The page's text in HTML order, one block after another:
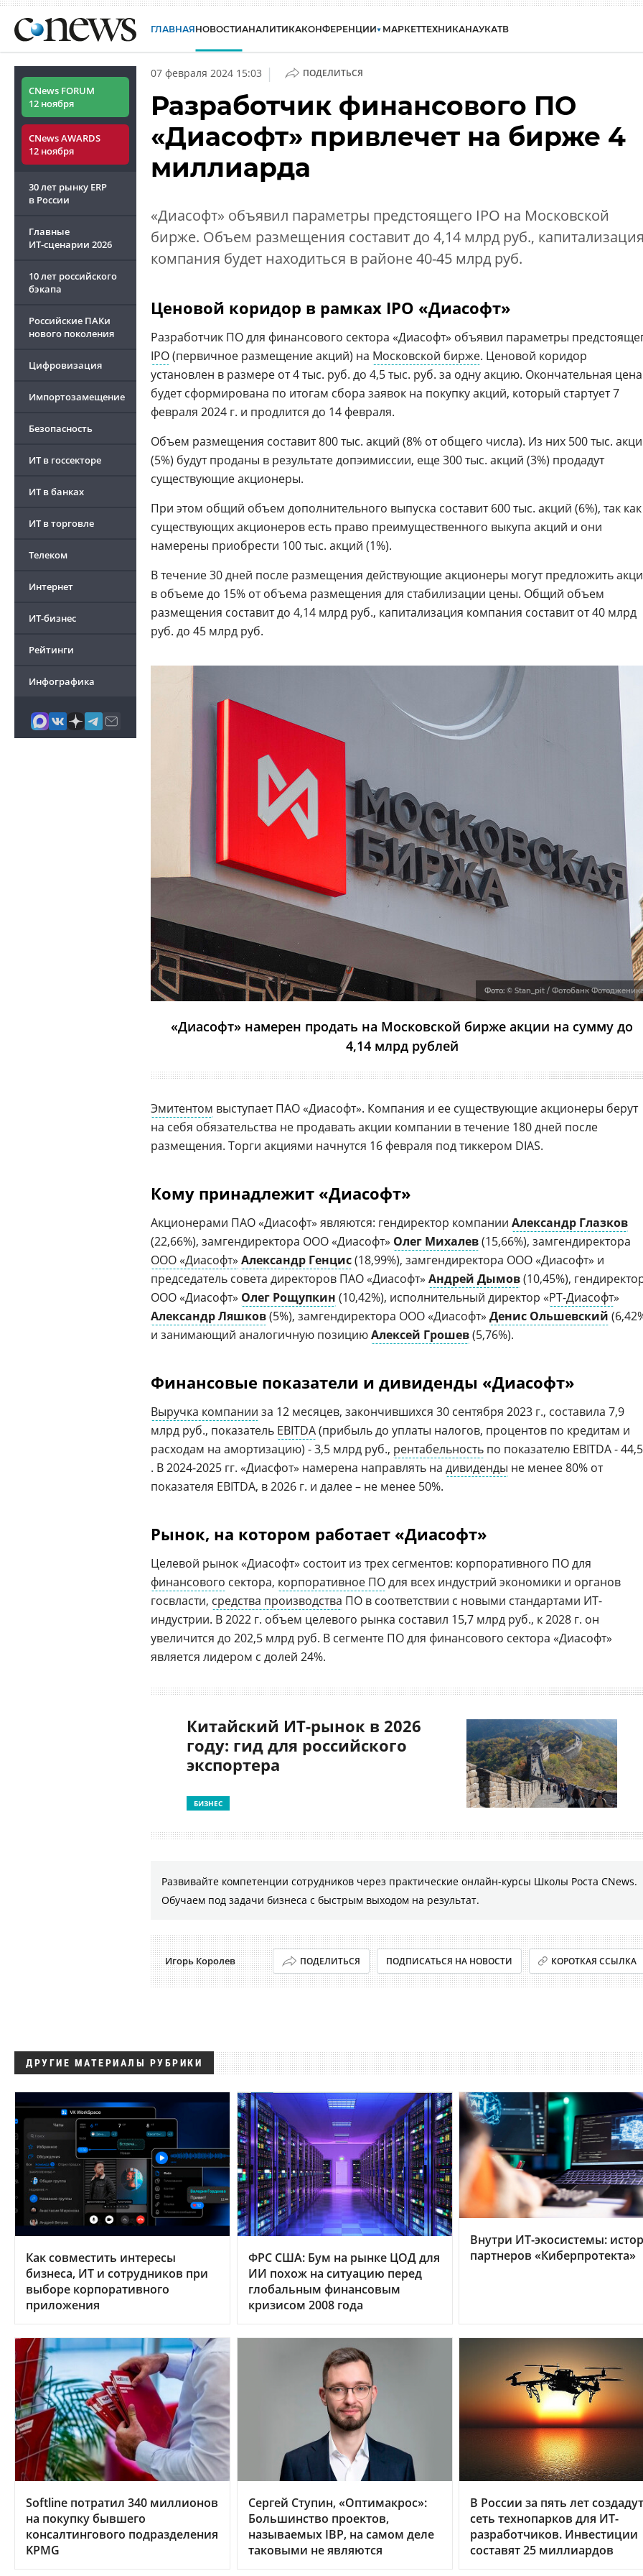
ГЛАВНАЯНОВОСТИАНАЛИТИКАКОНФЕРЕНЦИИ МАРКЕТТЕХНИКАНАУКАТВ
CNews FORUM
12 ноября
CNews AWARDS
12 ноября
30 лет рынку ERP
в России
Главные
ИТ-сценарии 2026
10 лет российского
бэкапа
Российские ПАКи
нового поколения
Цифровизация
Импортозамещение
Безопасность
ИТ в госсекторе
ИТ в банках
ИТ в торговле
Телеком
Интернет
ИТ-бизнес
Рейтинги
Инфографика
07 февраля 2024 15:03 | ПОДЕЛИТЬСЯ
Разработчик финансового ПО
«Диасофт» привлечет на бирже 4
миллиарда
«Диасофт» объявил параметры предстоящего IPO на Московской
бирже. Объем размещения составит до 4,14 млрд руб.,
компания будет находиться в районе 40-45 млрд руб.
Ценовой коридор в рамках IPO «Диасофт»
Разработчик ПО для финансового сектора «Диасофт» объявил параметры
IPO(первичное размещение акций) на Московской бирже. Ценовой коридор
установлен в размере от 4 тыс. руб. до 4,5 тыс. руб. за одну акцию. Окончательная цена
будет сформирована по итогам сбора заявок на покупку акций, который стартует 7
февраля 2024 г. и продлится до 14 февраля.
Объем размещения составит 800 тыс. акций (8% от общего числа). Из них 500 тыс.
(5%) будут проданы в результате допэимиссии, еще 300 тыс. акций (3%) продадут
существующие акционеры.
При этом общий объем дополнительного выпуска составит 600 тыс. акций (6%), так
существующих акционеров есть право преимущественного выкупа акций и они
намерены приобрести 100 тыс. акций (1%).
В течение 30 дней после размещения действующие акционеры могут предложить
в объеме до 15% от объема размещения для стабилизации цены. Общий объем
размещения составит до 4,14 млрд руб., капитализация компания составит от 40 млрд
руб. до 45 млрд руб.
Фото: © Stan_pit / Фотобанк
«Диасофт» намерен продать на Московской бирже акции на сумму до
4,14 млрд рублей
Эмитентом выступает ПАО «Диасофт». Компания и ее существующие акционеры берут
на себя обязательства не продавать акции компании в течение 180 дней после
размещения. Торги акциями начнутся 16 февраля под тиккером DIAS.
Кому принадлежит «Диасофт»
Акционерами ПАО «Диасофт» являются: гендиректор компании Александр Глазков
(22,66%), замгендиректора ООО «Диасофт» Олег Михалев(15,66%), замгендиректора
ООО «Диасофт» Александр Генцис(18,99%), замгендиректора ООО «Диасофт» и
председатель совета директоров ПАО «Диасофт» Андрей Дымов(10,45%),
ООО «Диасофт» Олег Рощупкин (10,42%), исполнительный директор «РТ-Диасофт»
Александр Ляшков(5%), замгендиректора ООО «Диасофт» Денис Ольшевский
и занимающий аналогичную позициюАлексей Грошев(5,76%).
Финансовые показатели и дивиденды «Диасофт»
Выручка компании за 12 месяцев, закончившихся 30 сентября 2023 г., составила 7,9
млрд руб., показатель EBITDA(прибыль до уплаты налогов, процентов по кредитам и
расходам на амортизацию) - 3,5 млрд руб., рентабельность по показателю EBITDA -
. В 2024-2025 гг. «Диасфот» намерена направлять на дивиденды не менее 80% от
показателя EBITDA, в 2026 г. и далее – не менее 50%.
Рынок, на котором работает «Диасофт»
Целевой рынок «Диасофт» состоит из трех сегментов: корпоративного ПО для
финансового сектора, корпоративное ПОдля всех индустрий экономики и органов
госвласти, средства производства ПО в соответствии с новыми стандартами ИТ-
индустрии. В 2022 г. объем целевого рынка составил 15,7 млрд руб., к 2028 г. он
увеличится до 202,5 млрд руб. В сегменте ПО для финансового сектора «Диасофт»
является лидером с долей 24%.
Китайский ИТ-рынок в 2026
году: гид для российского
экспортера
БИЗНЕС
Развивайте компетенции сотрудников через практические онлайн-курсы Школы Роста CNews.
Обучаем под задачи бизнеса с быстрым выходом на результат.
Игорь Королев ПОДЕЛИТЬСЯ ПОДПИСАТЬСЯ НА НОВОСТИ КОРОТКАЯ ССЫЛКА
ДРУГИЕ МАТЕРИАЛЫ РУБРИКИ
Как совместить интересы
бизнеса, ИТ и сотрудников при
выборе корпоративного
приложения
ФРС США: Бум на рынке ЦОД для
ИИ похож на ситуацию перед
глобальным финансовым
кризисом 2008 года
Внутри ИТ-экосистемы:
партнеров «Киберпротекта»
Softline потратил 340 миллионов
на покупку бывшего
консалтингового подразделения
KPMG
Сергей Ступин, «Оптимакрос»:
Большинство проектов,
называемых IBP, на самом деле
таковыми не являются
В России за пять лет создадут
сеть технопарков для ИТ-
разработчиков. Инвестиции
составят 25 миллиардов